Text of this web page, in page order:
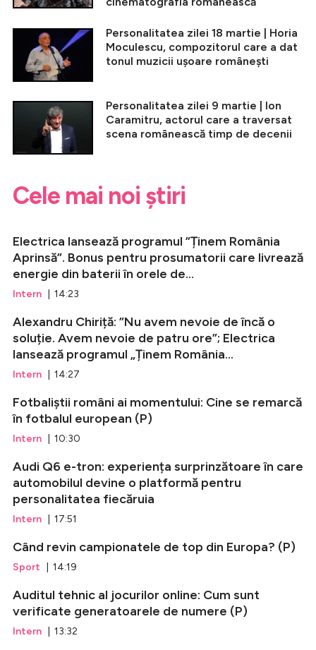
Personalitatea zilei 18 martie | Horia
Moculescu, compozitorul care a dat
tonul muzicii ușoare românești
Personalitatea zilei 9 martie | Ion
Caramitru, actorul care a traversat
scena românească timp de decenii
Cele mai noi știri
Electrica lansează programul ”Ținem România
Aprinsă”. Bonus pentru prosumatorii care livrează
energie din baterii în orele de...
Intern | 14:23
Alexandru Chiriță: ”Nu avem nevoie de încă o
soluție. Avem nevoie de patru ore”; Electrica
lansează programul „Ținem România...
Intern | 14:27
Fotbaliștii români ai momentului: Cine se remarcă
în fotbalul european (P)
Intern | 10:30
Audi Q6 e-tron: experiența surprinzătoare în care
automobilul devine o platformă pentru
personalitatea fiecăruia
Intern | 17:51
Când revin campionatele de top din Europa? (P)
Sport | 14:19
Auditul tehnic al jocurilor online: Cum sunt
verificate generatoarele de numere (P)
Intern | 13:32